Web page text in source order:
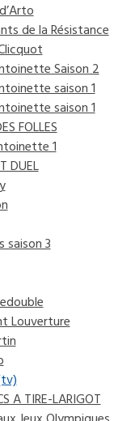
de la Résistance
Saison 2
saison 1
saison 1
FOLLES
1
DUEL
saison 3
Louverture
A TIRE-LARIGOT